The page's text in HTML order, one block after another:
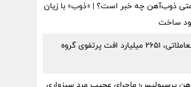
سود ۲.۴ همتی ذوب‌آهن چه خبر است؟ | «ذوب» با زیان
۳۷ میلیارد سود معاملاتی، ۲۶۵۱ میلیارد افت پرتفوی گروه